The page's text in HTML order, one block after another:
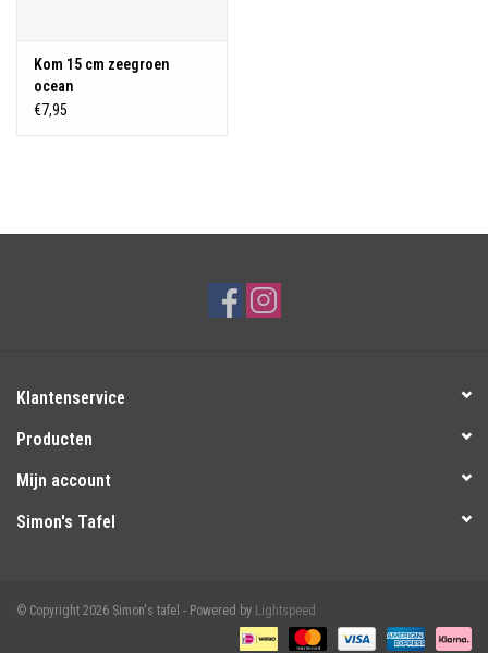
Kom 15 cm zeegroen
ocean
€7,95
Klantenservice
Producten
Mijn account
Simon's Tafel
© Copyright 2026 Simon's tafel - Powered by Lightspeed